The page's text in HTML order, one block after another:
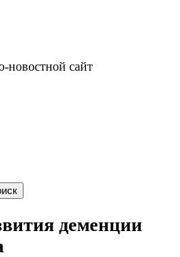
новостной сайт
деменции